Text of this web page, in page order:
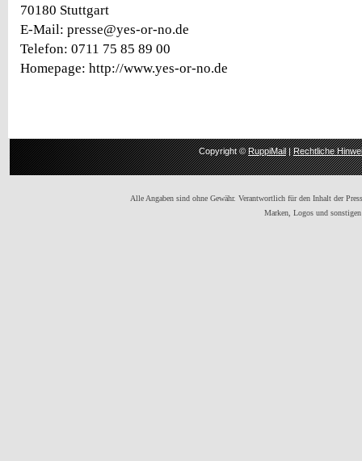
70180 Stuttgart
E-Mail: presse@yes-or-no.de
Telefon: 0711 75 85 89 00
Homepage: http://www.yes-or-no.de
Copyright ©RuppiMail|Rechtliche
Alle Angaben sind ohne Gewähr. Verantwortlich für den Inhalt der
Marken, Logos und